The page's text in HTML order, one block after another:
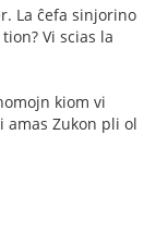
La ĉefa sinjorino
Vi scias la
kiom vi
amas Zukon pli ol